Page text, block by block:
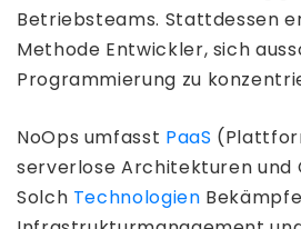
Betriebsteams. Stattdessen
Methode Entwickler, sich
Programmierung zu
NoOps umfasst PaaS
serverlose Architekturen und
Solch Technologien